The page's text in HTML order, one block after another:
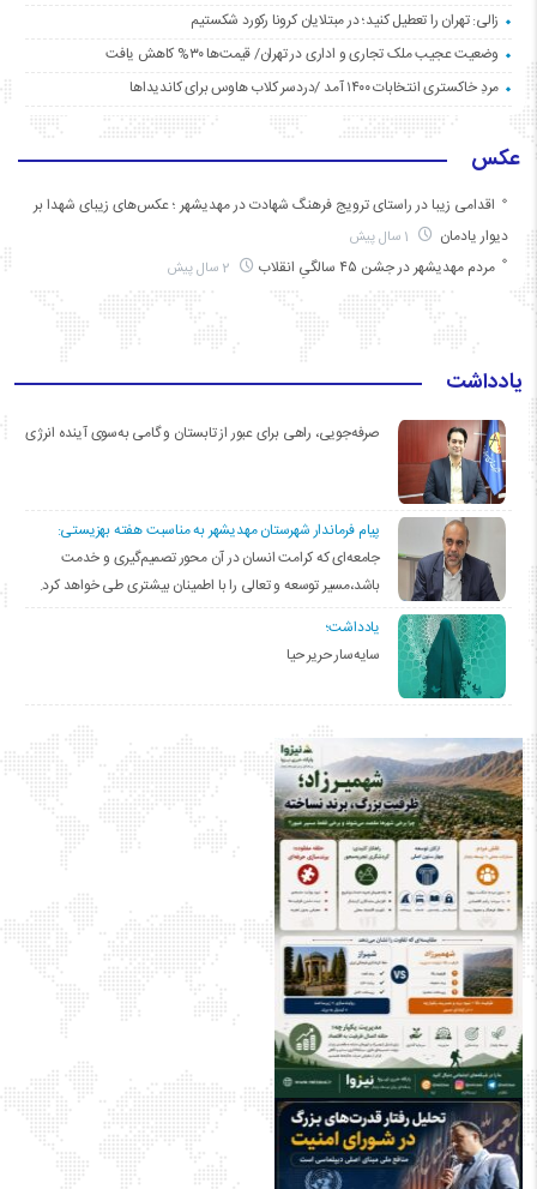
زالی: تهران را تعطیل کنید؛ در مبتلایان کرونا رکورد شکستیم
وضعیت عجیب ملک تجاری و اداری در تهران/ قیمت‌ها ۳۰% کاهش یافت
مردِ خاکستری انتخابات ۱۴۰۰ آمد /دردسر کلاب هاوس برای کاندیداها
عکس
اقدامی زیبا در راستای ترویج فرهنگ شهادت در مهدیشهر ؛ عکس‌های زیبای شهدا بر
دیوار یادمان
مردم مهدیشهر در جشن ۴۵ سالگیِ انقلاب
یادداشت
صرفه‌جویی، راهی برای عبور از تابستان و گامی به‌سوی آینده انرژی
پیام فرماندار شهرستان مهدیشهر به مناسبت هفته بهزیستی:
جامعه‌ای که کرامت انسان در آن محور تصمیم‌گیری و خدمت
باشد،مسیر توسعه و تعالی را با اطمینان بیشتری طی خواهد کرد.
یادداشت؛
سایه‌سار حریر حیا